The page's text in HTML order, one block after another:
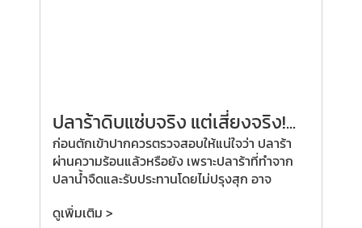
ปลาร้าดิบแซ่บจริง แต่เสี่ยงจริง!...
ก่อนตักเข้าปากควรตรวจสอบให้แน่ใจว่า ปลาร้า
ผ่านความร้อนแล้วหรือยัง เพราะปลาร้าที่ทำจาก
ปลาน้ำจืดและรับประทานโดยไม่ปรุงสุก อาจ
ดูเพิ่มเติม >